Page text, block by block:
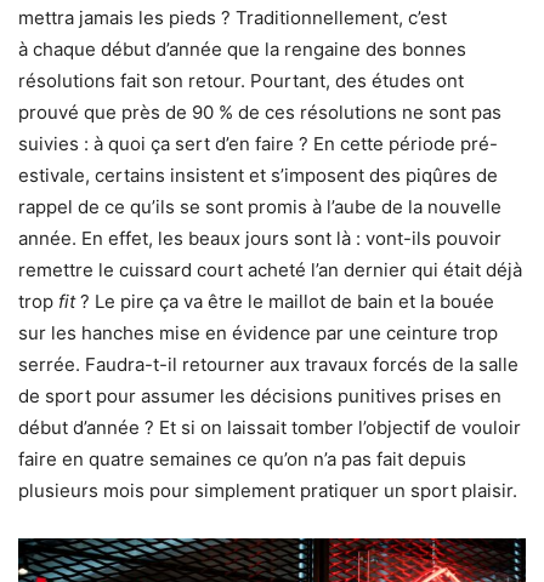
mettra jamais les pieds ? Traditionnellement, c’est
à chaque début d’année que la rengaine des bonnes
résolutions fait son retour. Pourtant, des études ont
prouvé que près de 90 % de ces résolutions ne sont pas
suivies : à quoi ça sert d’en faire ? En cette période pré-
estivale, certains insistent et s’imposent des piqûres de
rappel de ce qu’ils se sont promis à l’aube de la nouvelle
année. En effet, les beaux jours sont là : vont-ils pouvoir
remettre le cuissard court acheté l’an dernier qui était déjà
trop fit? Le pire ça va être le maillot de bain et la bouée
sur les hanches mise en évidence par une ceinture trop
serrée. Faudra-t-il retourner aux travaux forcés de la salle
de sport pour assumer les décisions punitives prises en
début d’année ? Et si on laissait tomber l’objectif de vouloir
faire en quatre semaines ce qu’on n’a pas fait depuis
plusieurs mois pour simplement pratiquer un sport plaisir.